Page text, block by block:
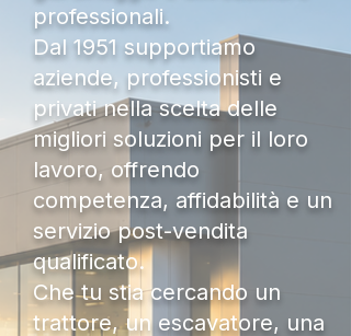
professionali.
Dal 1951 supportiamo
aziende, professionisti e
privati nella scelta delle
migliori soluzioni per il loro
lavoro, offrendo
competenza, affidabilità e un
servizio post-vendita
qualificato.
Che tu stia cercando un
trattore, un escavatore, una